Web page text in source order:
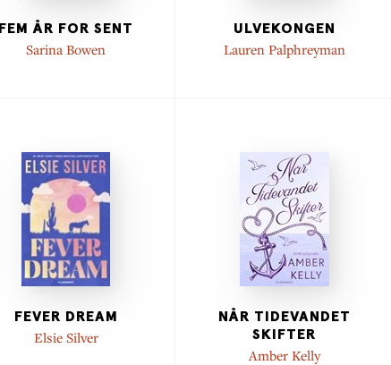
FEM ÅR FOR SENT
Sarina Bowen
ULVEKONGEN
Lauren Palphreyman
FEVER DREAM
Elsie Silver
NÅR TIDEVANDET
SKIFTER
Amber Kelly